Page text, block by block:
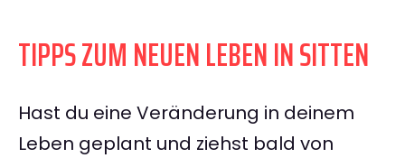
TIPPS ZUM NEUEN LEBEN IN SITTEN
Hast du eine Veränderung in deinem
Leben geplant und ziehst bald von